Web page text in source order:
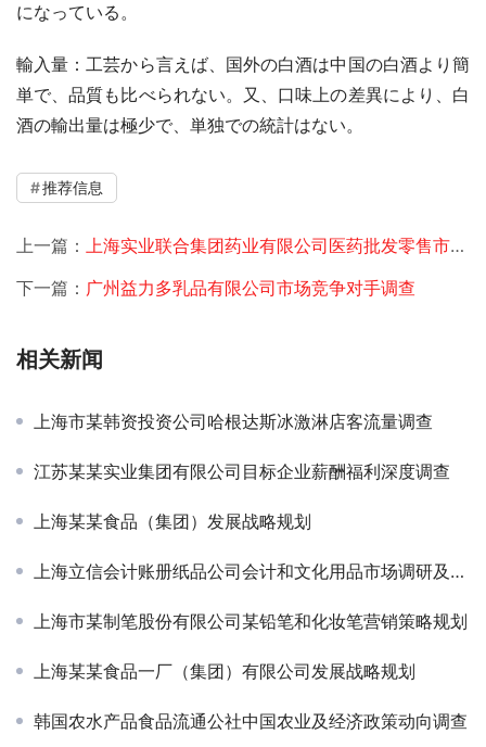
になっている。
輸入量：工芸から言えば、国外の白酒は中国の白酒より簡
単で、品質も比べられない。又、口味上の差異により、白
酒の輸出量は極少で、単独での統計はない。
推荐信息
上一篇： 上海实业联合集团药业有限公司医药批发零售市场投研
下一篇： 广州益力多乳品有限公司市场竞争对手调查
相关新闻
上海市某韩资投资公司哈根达斯冰激淋店客流量调查
江苏某某实业集团有限公司目标企业薪酬福利深度调查
上海某某食品（集团）发展战略规划
上海立信会计账册纸品公司会计和文化用品市场调研及营销咨询
上海市某制笔股份有限公司某铅笔和化妆笔营销策略规划
上海某某食品一厂（集团）有限公司发展战略规划
韩国农水产品食品流通公社中国农业及经济政策动向调查